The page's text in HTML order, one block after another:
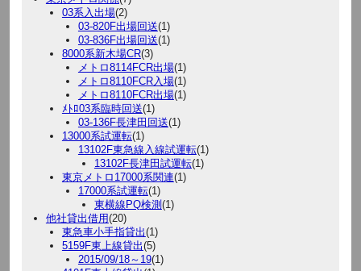
03系入出場(2)
03-820F出場回送(1)
03-836F出場回送(1)
8000系新木場CR(3)
メトロ8114FCR出場(1)
メトロ8110FCR入場(1)
メトロ8110FCR出場(1)
ﾒﾄﾛ03系臨時回送(1)
03-136F長津田回送(1)
13000系試運転(1)
13102F東急線入線試運転(1)
13102F長津田試運転(1)
東京メトロ17000系関連(1)
17000系試運転(1)
東横線PQ検測 (1)
他社貸出借用(20)
東急車小手指貸出(1)
5159F東上線貸出(5)
2015/09/18～19(1)